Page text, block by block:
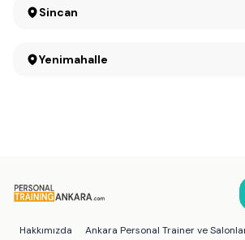
Sincan
Yenimahalle
Hakkımızda Ankara Personal Trainer ve